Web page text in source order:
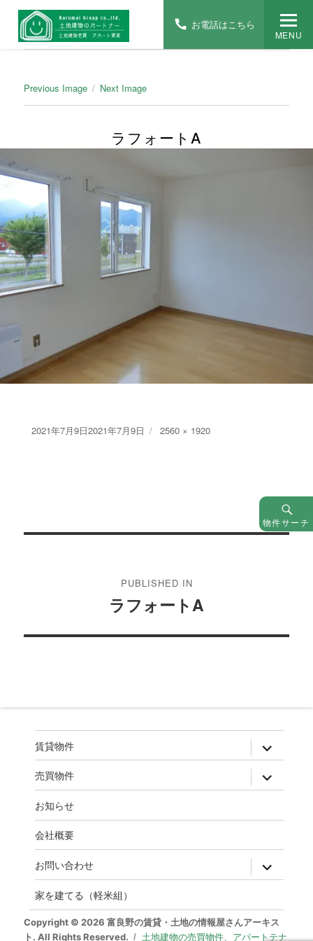
MENU
Previous Image Next Image
ラフォートA
Posted
2021年7月9日2021年7月9日
Full
2560 × 1920
ゲ
ン
PUBLISHED IN
ラフォートA
物件サーチ
賃貸物件 expand
child
menu
売買物件 expand
child
menu
お知らせ
会社概要
お問い合わせ expand
child
menu
家を建てる（軽米組）
Copyright © 2026 富良野の賃貸・土地の情報屋さんアーキス
ト. All Rights Reserved.
土地建物の売買物件、アパートテナ
お電話はこちら